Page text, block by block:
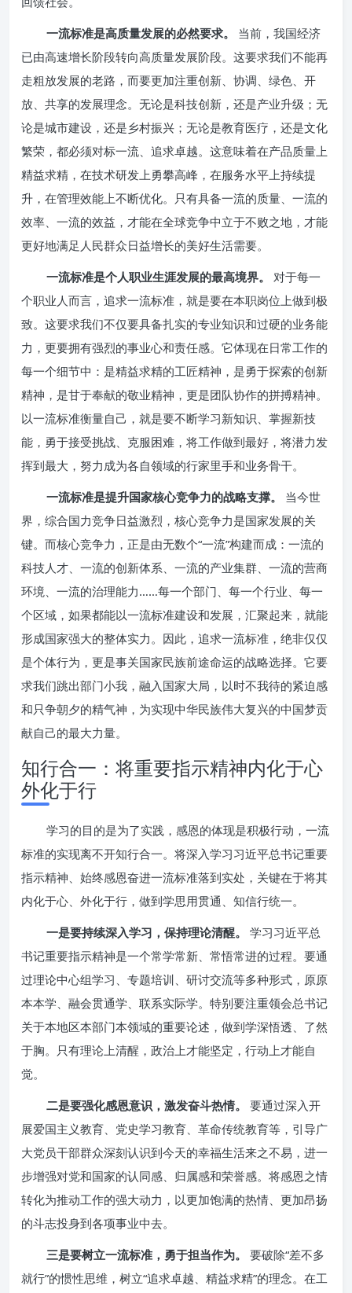
一流标准是高质量发展的必然要求。
当前，我国经济
已由高速增长阶段转向高质量发展阶段。这要求我们不能再
走粗放发展的老路，而要更加注重创新、协调、绿色、开
放、共享的发展理念。无论是科技创新，还是产业升级；无
论是城市建设，还是乡村振兴；无论是教育医疗，还是文化
繁荣，都必须对标一流、追求卓越。这意味着在产品质量上
精益求精，在技术研发上勇攀高峰，在服务水平上持续提
升，在管理效能上不断优化。只有具备一流的质量、一流的
效率、一流的效益，才能在全球竞争中立于不败之地，才能
更好地满足人民群众日益增长的美好生活需要。
一流标准是个人职业生涯发展的最高境界。
对于每一
个职业人而言，追求一流标准，就是要在本职岗位上做到极
致。这要求我们不仅要具备扎实的专业知识和过硬的业务能
力，更要拥有强烈的事业心和责任感。它体现在日常工作的
每一个细节中：是精益求精的工匠精神，是勇于探索的创新
精神，是甘于奉献的敬业精神，更是团队协作的拼搏精神。
以一流标准衡量自己，就是要不断学习新知识、掌握新技
能，勇于接受挑战、克服困难，将工作做到最好，将潜力发
挥到最大，努力成为各自领域的行家里手和业务骨干。
一流标准是提升国家核心竞争力的战略支撑。
当今世
界，综合国力竞争日益激烈，核心竞争力是国家发展的关
键。而核心竞争力，正是由无数个“一流”构建而成：一流的
科技人才、一流的创新体系、一流的产业集群、一流的营商
环境、一流的治理能力……每一个部门、每一个行业、每一
个区域，如果都能以一流标准建设和发展，汇聚起来，就能
形成国家强大的整体实力。因此，追求一流标准，绝非仅仅
是个体行为，更是事关国家民族前途命运的战略选择。它要
求我们跳出部门小我，融入国家大局，以时不我待的紧迫感
和只争朝夕的精气神，为实现中华民族伟大复兴的中国梦贡
献自己的最大力量。
知行合一：将重要指示精神内化于心
外化于行
学习的目的是为了实践，感恩的体现是积极行动，一流
标准的实现离不开知行合一。将深入学习习近平总书记重要
指示精神、始终感恩奋进一流标准落到实处，关键在于将其
内化于心、外化于行，做到学思用贯通、知信行统一。
一是要持续深入学习，保持理论清醒。
学习习近平总
书记重要指示精神是一个常学常新、常悟常进的过程。要通
过理论中心组学习、专题培训、研讨交流等多种形式，原原
本本学、融会贯通学、联系实际学。特别要注重领会总书记
关于本地区本部门本领域的重要论述，做到学深悟透、了然
于胸。只有理论上清醒，政治上才能坚定，行动上才能自
觉。
二是要强化感恩意识，激发奋斗热情。
要通过深入开
展爱国主义教育、党史学习教育、革命传统教育等，引导广
大党员干部群众深刻认识到今天的幸福生活来之不易，进一
步增强对党和国家的认同感、归属感和荣誉感。将感恩之情
转化为推动工作的强大动力，以更加饱满的热情、更加昂扬
的斗志投身到各项事业中去。
三是要树立一流标准，勇于担当作为。
要破除“差不多
就行”的惯性思维，树立“追求卓越、精益求精”的理念。在工